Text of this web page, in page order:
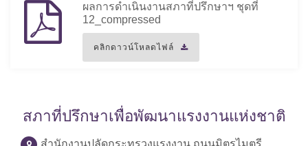
ผลการดำเนินงานสภาที่ปรึกษาฯ ชุดที่
12_compressed
คลิกดาวน์โหลดไฟล์
สภาที่ปรึกษาเพื่อพัฒนาแรงงานแห่งชาติ
สำนักงานปลัดกระทรวงแรงงาน ถนนมิตรไมตรี